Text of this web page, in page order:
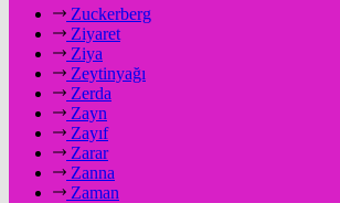
Zuckerberg
Ziyaret
Ziya
Zeytinyağı
Zerda
Zayn
Zayıf
Zarar
Zanna
Zaman